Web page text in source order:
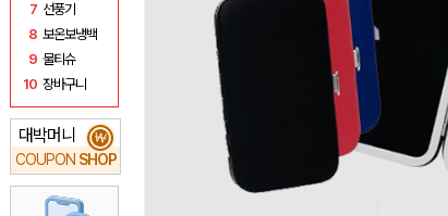
7 선풍기
8 보온보냉백
9 물티슈
10 장바구니
대박머니
COUPON SHOP
₩